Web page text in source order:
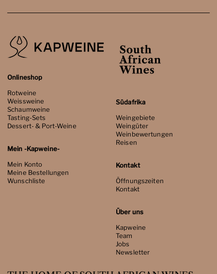
Onlineshop
Rotweine
Weissweine
Schaumweine
Tasting-Sets
Dessert- & Port-Weine
Mein -Kapweine-
Mein Konto
Meine Bestellungen
Wunschliste
Südafrika
Weingebiete
Weingüter
Weinbewertungen
Reisen
Kontakt
Öffnungszeiten
Kontakt
Über uns
Kapweine
Team
Jobs
Newsletter